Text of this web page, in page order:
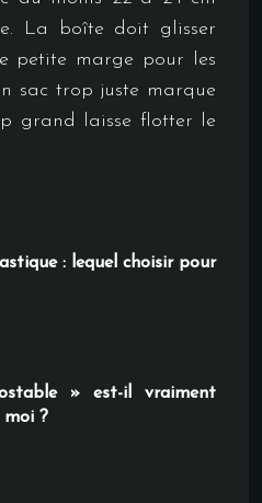
La boîte doit glisser
petite marge pour les
sac trop juste marque
grand laisse flotter le
: lequel choisir pour
» est-il vraiment
moi ?